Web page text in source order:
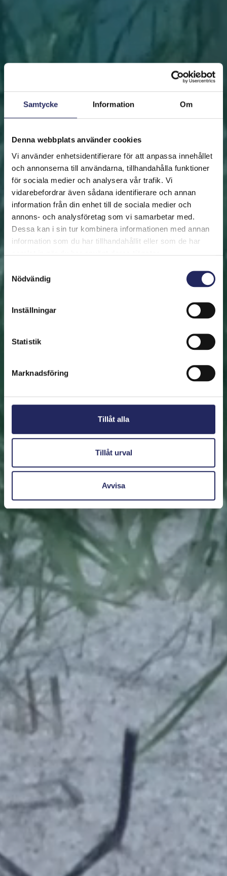
Samtycke Information Om
Denna webbplats använder cookies
Vi använder enhetsidentifierare för att anpassa innehållet
och annonserna till användarna, tillhandahålla funktioner
för sociala medier och analysera vår trafik. Vi
vidarebefordrar även sådana identifierare och annan
information från din enhet till de sociala medier och
annons- och analysföretag som vi samarbetar med.
Dessa kan i sin tur kombinera informationen med annan
information som du har tillhandahållit eller som de har
Nödvändig
Inställningar
Statistik
Marknadsföring
Tillåt alla
Tillåt urval
Avvisa
FRAMSIDAN HJÄLP ÖSTERSJÖN RÄDDA EN BIT
Rädda en bit
Hjälp oss att rädda Östersjön. Du kan också ge den
räddade biten som en present. En bit av Östersjön är